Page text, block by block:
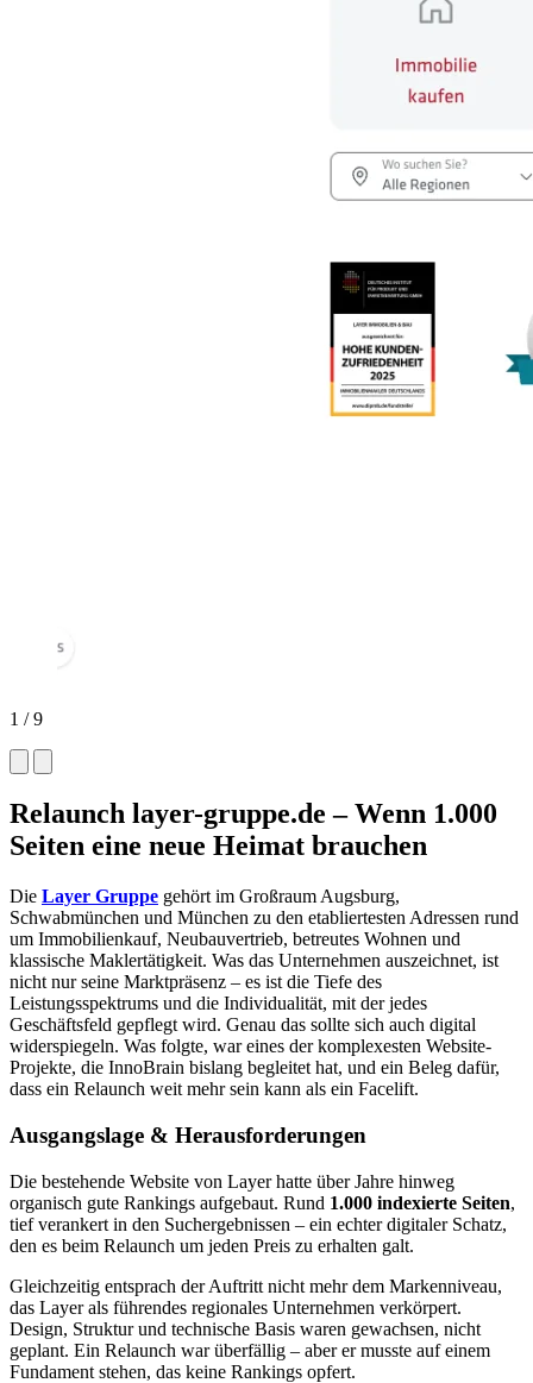
1 / 9
Relaunch layer-gruppe.de – Wenn 1.000
Seiten eine neue Heimat brauchen
Die Layer Gruppe gehört im Großraum Augsburg,
Schwabmünchen und München zu den etabliertesten Adressen rund
um Immobilienkauf, Neubauvertrieb, betreutes Wohnen und
klassische Maklertätigkeit. Was das Unternehmen auszeichnet, ist
nicht nur seine Marktpräsenz – es ist die Tiefe des
Leistungsspektrums und die Individualität, mit der jedes
Geschäftsfeld gepflegt wird. Genau das sollte sich auch digital
widerspiegeln. Was folgte, war eines der komplexesten Website-
Projekte, die InnoBrain bislang begleitet hat, und ein Beleg dafür,
dass ein Relaunch weit mehr sein kann als ein Facelift.
Ausgangslage & Herausforderungen
Die bestehende Website von Layer hatte über Jahre hinweg
organisch gute Rankings aufgebaut. Rund 1.000 indexierte Seiten,
tief verankert in den Suchergebnissen – ein echter digitaler Schatz,
den es beim Relaunch um jeden Preis zu erhalten galt.
Gleichzeitig entsprach der Auftritt nicht mehr dem Markenniveau,
das Layer als führendes regionales Unternehmen verkörpert.
Design, Struktur und technische Basis waren gewachsen, nicht
geplant. Ein Relaunch war überfällig – aber er musste auf einem
Fundament stehen, das keine Rankings opfert.